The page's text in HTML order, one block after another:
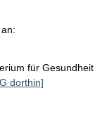
für Gesundheit
dorthin]